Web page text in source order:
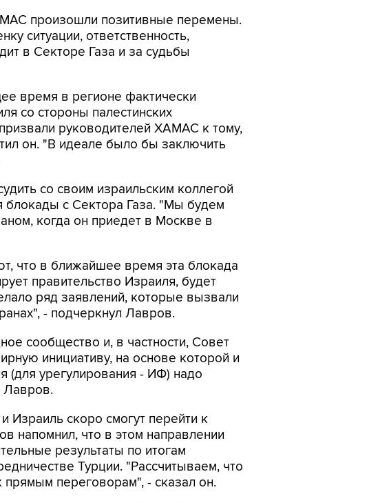
произошли позитивные перемены.
ситуации, ответственность,
в Секторе Газа и за судьбы
время в регионе фактически
со стороны палестинских
руководителей ХАМАС к тому,
он. "В идеале было бы заключить
со своим израильским коллегой
с Сектора Газа. "Мы будем
когда он приедет в Москве в
что в ближайшее время эта блокада
правительство Израиля, будет
ряд заявлений, которые вызвали
- подчеркнул Лавров.
сообщество и, в частности, Совет
инициативу, на основе которой и
(для урегулирования - ИФ) надо
Лавров.
Израиль скоро смогут перейти к
напомнил, что в этом направлении
результаты по итогам
Турции. "Рассчитываем, что
прямым переговорам", - сказал он.